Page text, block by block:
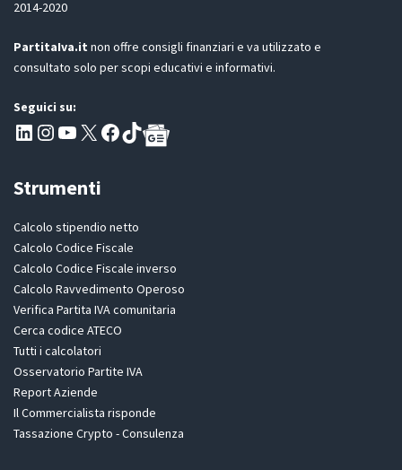
*
2014-2020
PartitaIva.it non offre consigli finanziari e va utilizzato e
consultato solo per scopi educativi e informativi.
Seguici su:
Pagina LinkedIn PartitaIva
Instagram
Canale YouTube Evoluzione - Partitaiva.it
X Segui PartitaIva su Facebook
TikTok
Strumenti
Calcolo stipendio netto
Calcolo Codice Fiscale
Calcolo Codice Fiscale inverso
Calcolo Ravvedimento Operoso
Verifica Partita IVA comunitaria
Cerca codice ATECO
Tutti i calcolatori
Osservatorio Partite IVA
Report Aziende
Il Commercialista risponde
Tassazione Crypto - Consulenza